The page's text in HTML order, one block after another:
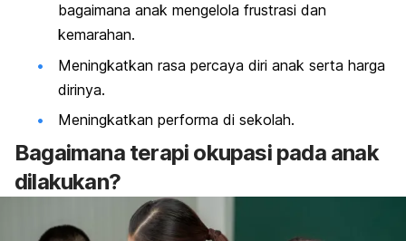
bagaimana anak mengelola frustrasi dan
kemarahan.
Meningkatkan rasa percaya diri anak serta harga
dirinya.
Meningkatkan performa di sekolah.
Bagaimana terapi okupasi pada anak
dilakukan?